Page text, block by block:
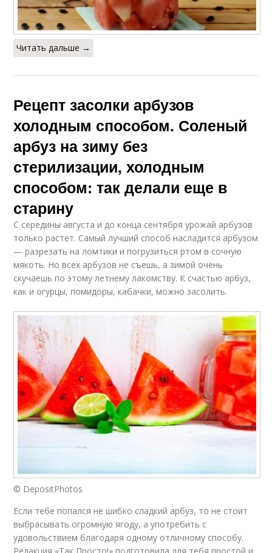
Читать дальше →
Рецепт засолки арбузов
холодным способом. Соленый
арбуз на зиму без
стерилизации, холодным
способом: так делали еще в
старину
С середины августа и до конца сентября урожай арбузов
только растет. Самый лучший способ насладится арбузом
— разрезать на ломтики и погрузиться ртом в сочную
мякоть. Но всех арбузов не съешь, а зимой очень
скучаешь по этому летнему лакомству. К счастью арбуз,
как и огурцы, помидоры, кабачки, можно засолить.
© DepositPhotos
Если тебе попался не шибко сладкий арбуз, то не стоит
выбрасывать огромную ягоду, а употребить с
удовольствием благодаря одному отличному способу.